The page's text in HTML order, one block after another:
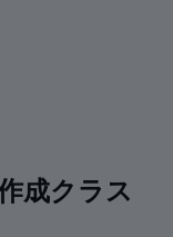
成クラス